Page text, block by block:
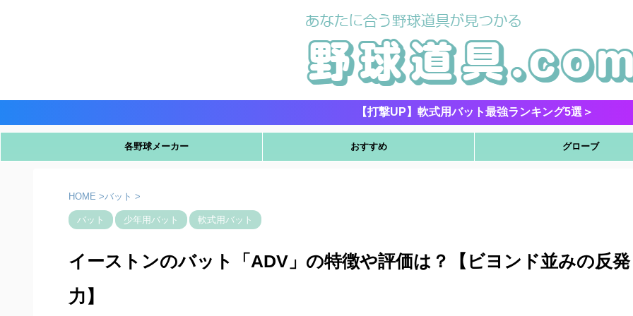
【打撃UP】軟式用バット最強ランキング5選＞
各野球メーカー おすすめ グローブ
HOME >バット >
バット 少年用バット 軟式用バット
イーストンのバット「ADV」の特徴や評価は？【ビヨンド並みの反発
力】